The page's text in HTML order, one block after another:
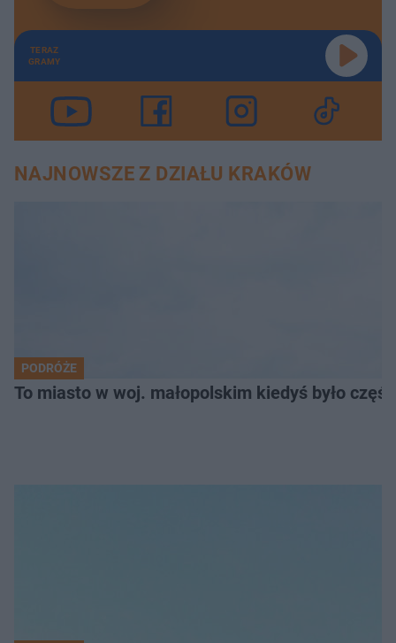
TERAZ
GRAMY
NAJNOWSZE Z DZIAŁU KRAKÓW
PODRÓŻE
To miasto w woj. małopolskim kiedyś było